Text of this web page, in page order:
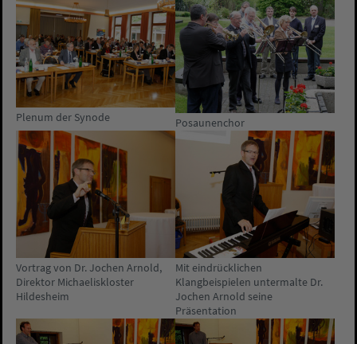
Plenum der Synode Posaunenchor
Vortrag von Dr. Jochen Arnold,
Direktor Michaeliskloster
Hildesheim
Mit eindrücklichen
Klangbeispielen untermalte Dr.
Jochen Arnold seine
Präsentation